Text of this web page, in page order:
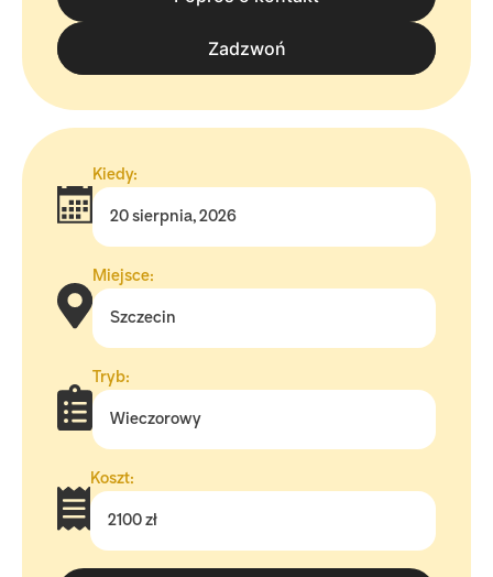
Zadzwoń
tel. 570 570 050
Kiedy:
20 sierpnia, 2026
Miejsce:
Szczecin
Koszt:
2100 zł
Tryb:
Wieczorowy